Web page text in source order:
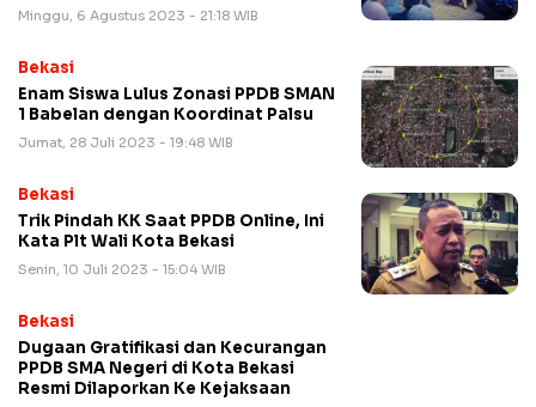
Minggu, 6 Agustus 2023 - 21:18 WIB
Bekasi
Enam Siswa Lulus Zonasi PPDB SMAN
1 Babelan dengan Koordinat Palsu
Jumat, 28 Juli 2023 - 19:48 WIB
Bekasi
Trik Pindah KK Saat PPDB Online, Ini
Kata Plt Wali Kota Bekasi
Senin, 10 Juli 2023 - 15:04 WIB
Bekasi
Dugaan Gratifikasi dan Kecurangan
PPDB SMA Negeri di Kota Bekasi
Resmi Dilaporkan Ke Kejaksaan